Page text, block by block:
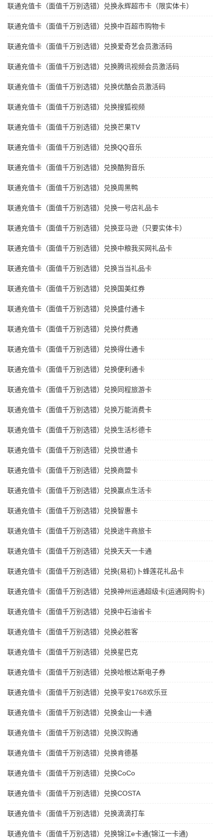
联通充值卡（面值千万别选错）兑换永辉超市卡（限实体卡）
联通充值卡（面值千万别选错）兑换中百超市购物卡
联通充值卡（面值千万别选错）兑换爱奇艺会员激活码
联通充值卡（面值千万别选错）兑换腾讯视频会员激活码
联通充值卡（面值千万别选错）兑换优酷会员激活码
联通充值卡（面值千万别选错）兑换搜狐视频
联通充值卡（面值千万别选错）兑换芒果TV
联通充值卡（面值千万别选错）兑换QQ音乐
联通充值卡（面值千万别选错）兑换酷狗音乐
联通充值卡（面值千万别选错）兑换周黑鸭
联通充值卡（面值千万别选错）兑换一号店礼品卡
联通充值卡（面值千万别选错）兑换亚马逊（只要实体卡）
联通充值卡（面值千万别选错）兑换中粮我买网礼品卡
联通充值卡（面值千万别选错）兑换当当礼品卡
联通充值卡（面值千万别选错）兑换国美红券
联通充值卡（面值千万别选错）兑换盛付通卡
联通充值卡（面值千万别选错）兑换付费通
联通充值卡（面值千万别选错）兑换得仕通卡
联通充值卡（面值千万别选错）兑换便利通卡
联通充值卡（面值千万别选错）兑换同程旅游卡
联通充值卡（面值千万别选错）兑换万能消费卡
联通充值卡（面值千万别选错）兑换生活杉德卡
联通充值卡（面值千万别选错）兑换世通卡
联通充值卡（面值千万别选错）兑换商盟卡
联通充值卡（面值千万别选错）兑换赢点生活卡
联通充值卡（面值千万别选错）兑换智惠卡
联通充值卡（面值千万别选错）兑换途牛商旅卡
联通充值卡（面值千万别选错）兑换天天一卡通
联通充值卡（面值千万别选错）兑换(易初)卜蜂莲花礼品卡
联通充值卡（面值千万别选错）兑换神州运通超级卡(运通网购卡)
联通充值卡（面值千万别选错）兑换中石油省卡
联通充值卡（面值千万别选错）兑换必胜客
联通充值卡（面值千万别选错）兑换星巴克
联通充值卡（面值千万别选错）兑换哈根达斯电子券
联通充值卡（面值千万别选错）兑换平安1768欢乐豆
联通充值卡（面值千万别选错）兑换金山一卡通
联通充值卡（面值千万别选错）兑换汉购通
联通充值卡（面值千万别选错）兑换肯德基
联通充值卡（面值千万别选错）兑换CoCo
联通充值卡（面值千万别选错）兑换COSTA
联通充值卡（面值千万别选错）兑换滴滴打车
联通充值卡（面值千万别选错）兑换锦江e卡通(锦江一卡通)